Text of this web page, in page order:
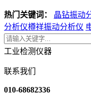
热门关键词： 晶钻振动
分析仪樽祥振动分析仪
工业检测仪器
联系我们
010-68682336